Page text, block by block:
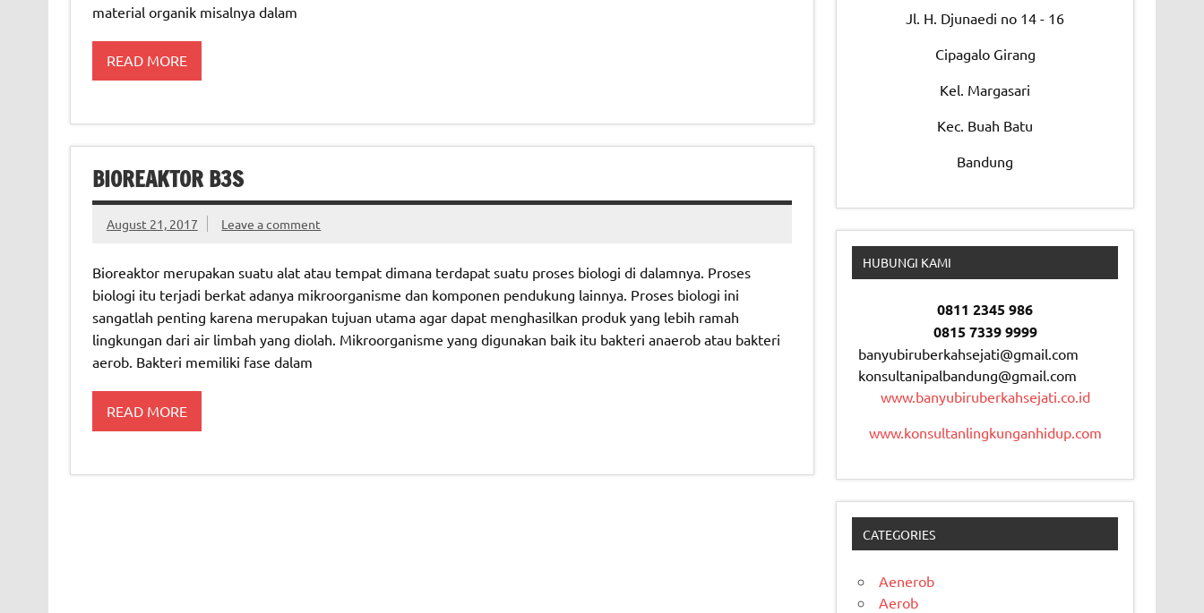
material organik misalnya dalam
READ MORE
BIOREAKTOR B3S
August 21, 2017 Leave a comment
Bioreaktor merupakan suatu alat atau tempat dimana terdapat suatu proses biologi di dalamnya. Proses
biologi itu terjadi berkat adanya mikroorganisme dan komponen pendukung lainnya. Proses biologi ini
sangatlah penting karena merupakan tujuan utama agar dapat menghasilkan produk yang lebih ramah
lingkungan dari air limbah yang diolah. Mikroorganisme yang digunakan baik itu bakteri anaerob atau bakteri
aerob. Bakteri memiliki fase dalam
READ MORE
Jl. H. Djunaedi no 14 - 16
Cipagalo Girang
Kel. Margasari
Kec. Buah Batu
Bandung
HUBUNGI KAMI
0811 2345 986
0815 7339 9999
banyubiruberkahsejati@gmail.com
konsultanipalbandung@gmail.com
www.banyubiruberkahsejati.co.id
www.konsultanlingkunganhidup.com
CATEGORIES
Aenerob
Aerob